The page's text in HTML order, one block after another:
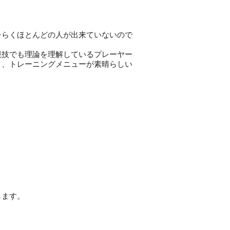
くほとんどの人が出来ていないので
でも理論を理解しているプレーヤー
トレーニングメニューが素晴らしい
す。